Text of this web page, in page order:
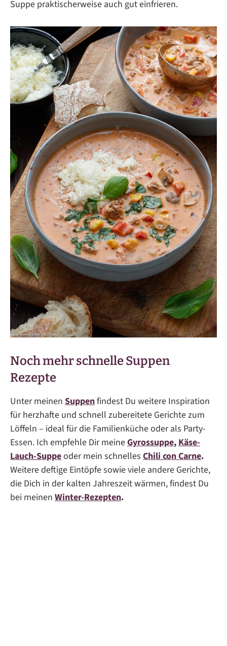
Suppe praktischerweise auch gut einfrieren.
Noch mehr schnelle Suppen
Rezepte
Unter meinen Suppenfindest Du weitere Inspiration
für herzhafte und schnell zubereitete Gerichte zum
Löffeln – ideal für die Familienküche oder als Party-
Essen. Ich empfehle Dir meineGyrossuppe,Käse-
Lauch-Suppeoder mein schnelles Chili con Carne.
Weitere deftige Eintöpfe sowie viele andere Gerichte,
die Dich in der kalten Jahreszeit wärmen, findest Du
bei meinen Winter-Rezepten.